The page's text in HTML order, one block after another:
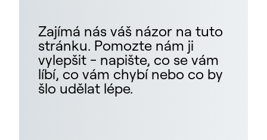
Zajímá nás váš názor na tuto
stránku. Pomozte nám ji
vylepšit - napište, co se vám
líbí, co vám chybí nebo co by
šlo udělat lépe.